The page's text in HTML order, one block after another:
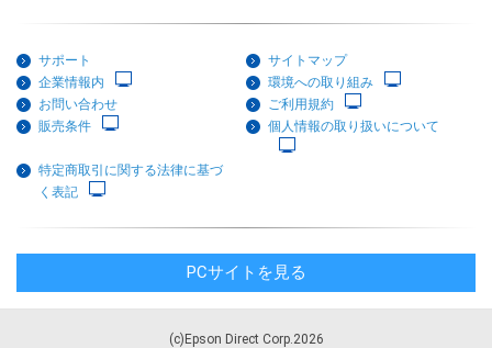
サポート
サイトマップ
企業情報内
環境への取り組み
お問い合わせ
ご利用規約
販売条件
個人情報の取り扱いについて
特定商取引に関する法律に基づ
く表記
PCサイトを見る
(c)Epson Direct Corp.2026